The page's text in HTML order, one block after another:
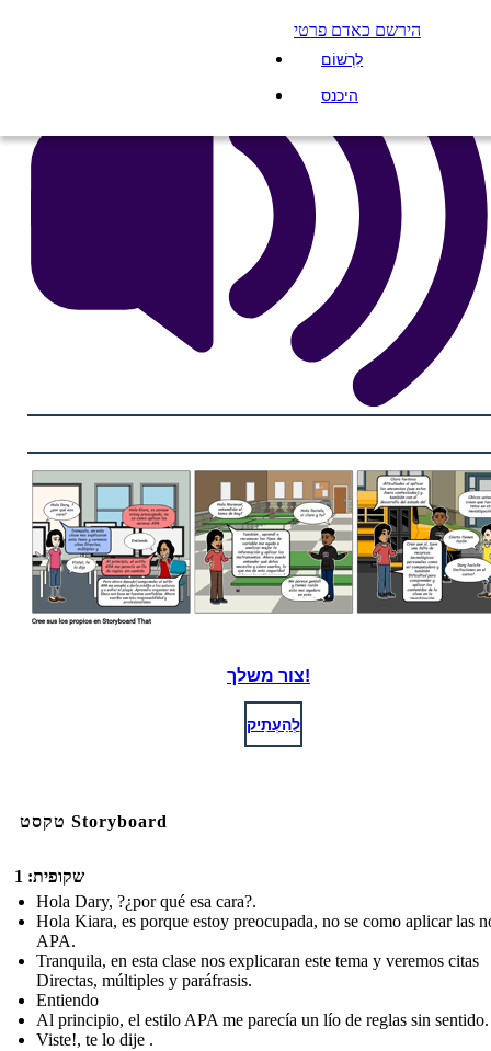
הירשם כאדם פרטי
לִרְשׁוֹם
היכנס
צור משלך!
לְהַעְתִיק
טקסט Storyboard
שקופית: 1
Hola Dary, ?¿por qué esa cara?.
Hola Kiara, es porque estoy preocupada, no se como aplicar las
APA.
Tranquila, en esta clase nos explicaran este tema y veremos citas
Directas, múltiples y paráfrasis.
Entiendo
Al principio, el estilo APA me parecía un lío de reglas sin sentido.
Viste!, te lo dije .